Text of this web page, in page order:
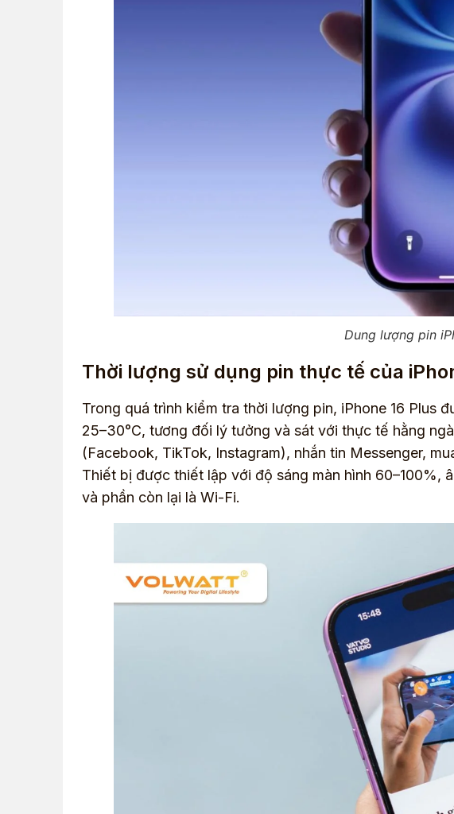
Dung lượng pin
Thời lượng sử dụng pin thực tế của
Trong quá trình kiểm tra thời lượng pin, iPhone 16 Plus
25–30°C, tương đối lý tưởng và sát với thực tế hằng
(Facebook, TikTok, Instagram), nhắn tin Messenger,
Thiết bị được thiết lập với độ sáng màn hình 60–100%,
và phần còn lại là Wi-Fi.